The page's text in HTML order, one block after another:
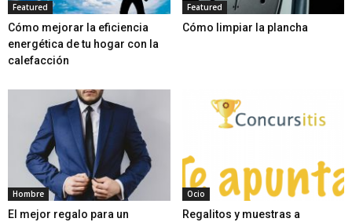
Featured
Cómo mejorar la eficiencia
energética de tu hogar con la
calefacción
Featured
Cómo limpiar la plancha
Hombre
El mejor regalo para un
Ocio
Regalitos y muestras a